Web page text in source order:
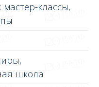
мастер-классы,
школа